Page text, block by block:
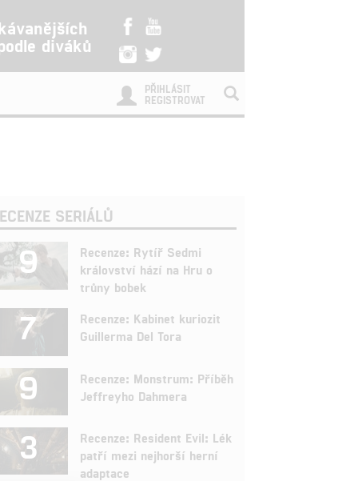
diváků
PŘIHLÁSIT
REGISTROVAT
SERIÁLŮ
9
Recenze: Rytíř Sedmi
království hází na Hru o
trůny bobek
7
Recenze: Kabinet kuriozit
Guillerma Del Tora
9
Recenze: Monstrum: Příběh
Jeffreyho Dahmera
3
Recenze: Resident Evil: Lék
patří mezi nejhorší herní
adaptace